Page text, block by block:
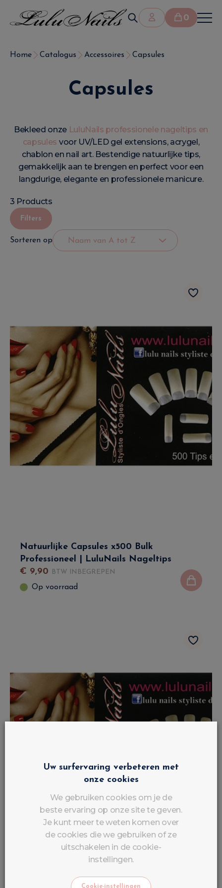
0
Home Catalogus Accessoires Capsules
Capsules
Bekleed onze LuluNails professionele nageltips en
capsules voor UV/LED gel extensions, acrygel,
chablon en nail art. Bestendige natuurlijke tips,
gemakkelijk aan te brengen en perfect voor een
langdurige, elegante en professionele manicure.
3 Products
Filters
Sorteren op
Natuurlijke Capsules x500 Bulk
Professioneel | LuluNails Nageltips
€ 9,90 BTW INBEGREPEN
Op voorraad
Uw surfervaring verbeteren met
onze cookies
We gebruiken cookies om je de
beste ervaring op onze site te geven.
Je kunt meer te weten komen over
de cookies die we gebruiken of ze
uitschakelen in de cookie-
instellingen.
Cookie-instellingen